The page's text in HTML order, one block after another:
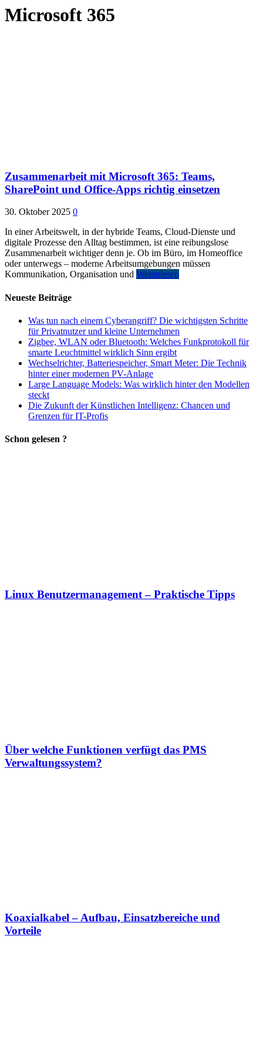
Microsoft 365
Zusammenarbeit mit Microsoft 365: Teams,
SharePoint und Office-Apps richtig einsetzen
30. Oktober 2025 0
In einer Arbeitswelt, in der hybride Teams, Cloud-Dienste und
digitale Prozesse den Alltag bestimmen, ist eine reibungslose
Zusammenarbeit wichtiger denn je. Ob im Büro, im Homeoffice
oder unterwegs – moderne Arbeitsumgebungen müssen
Kommunikation, Organisation und Weiterlesen
Neueste Beiträge
Was tun nach einem Cyberangriff? Die wichtigsten Schritte
für Privatnutzer und kleine Unternehmen
Zigbee, WLAN oder Bluetooth: Welches Funkprotokoll für
smarte Leuchtmittel wirklich Sinn ergibt
Wechselrichter, Batteriespeicher, Smart Meter: Die Technik
hinter einer modernen PV-Anlage
Large Language Models: Was wirklich hinter den Modellen
steckt
Die Zukunft der Künstlichen Intelligenz: Chancen und
Grenzen für IT-Profis
Schon gelesen ?
Linux Benutzermanagement – Praktische Tipps
Über welche Funktionen verfügt das PMS
Verwaltungssystem?
Koaxialkabel – Aufbau, Einsatzbereiche und
Vorteile